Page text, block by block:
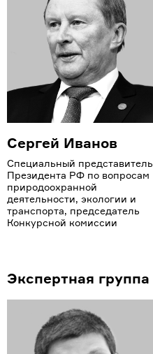
Сергей Иванов
Специальный представитель
Президента РФ по вопросам
природоохранной
деятельности, экологии и
транспорта, председатель
Конкурсной комиссии
Экспертная группа